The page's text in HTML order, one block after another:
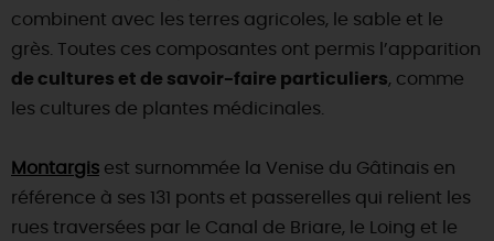
combinent avec les terres agricoles, le sable et le
grès. Toutes ces composantes ont permis l’apparition
de cultures et de savoir-faire particuliers, comme
les cultures de plantes médicinales.
Montargis est surnommée la Venise du Gâtinais en
référence à ses 131 ponts et passerelles qui relient les
rues traversées par le Canal de Briare, le Loing et le